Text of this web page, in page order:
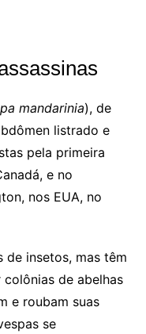
mandarinia), de
listrado e
pela primeira
e no
nos EUA, no
de insetos, mas têm
de abelhas
e roubam suas
se